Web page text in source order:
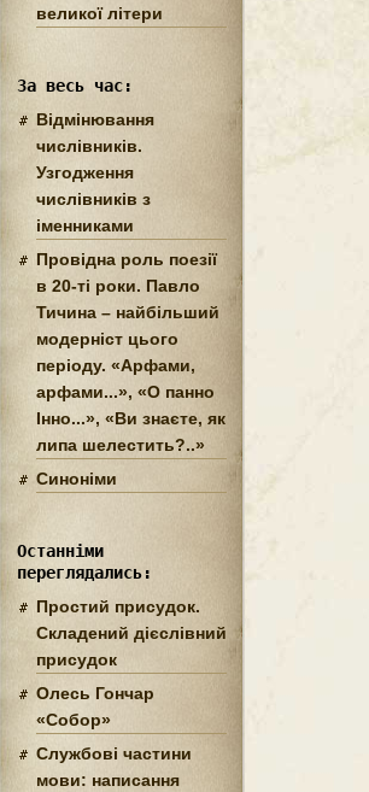
великої літери
За весь час:
Відмінювання
числівників.
Узгодження
числівників з
іменниками
Провідна роль поезії
в 20-ті роки. Павло
Тичина – найбільший
модерніст цього
періоду. «Арфами,
арфами...», «О панно
Інно...», «Ви знаєте, як
липа шелестить?..»
Синоніми
Останніми
переглядались:
Простий присудок.
Складений дієслівний
присудок
Олесь Гончар
«Собор»
Службові частини
мови: написання